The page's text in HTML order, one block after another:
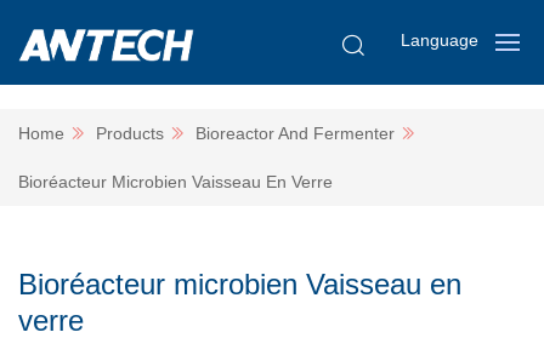
Language
Home Products Bioreactor And Fermenter
Bioréacteur Microbien Vaisseau En Verre
Bioréacteur microbien Vaisseau en
verre